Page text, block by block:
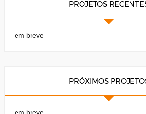
PROJETOS
em breve
PRÓXIMOS
em breve